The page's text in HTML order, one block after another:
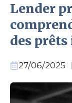
Lender
des
27/06/2025